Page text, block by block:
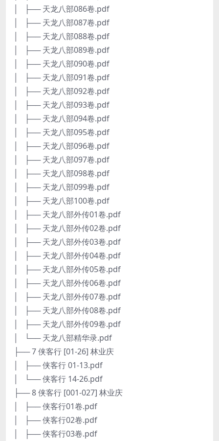
│ ├── 天龙八部086卷.pdf
│ ├── 天龙八部087卷.pdf
│ ├── 天龙八部088卷.pdf
│ ├── 天龙八部089卷.pdf
│ ├── 天龙八部090卷.pdf
│ ├── 天龙八部091卷.pdf
│ ├── 天龙八部092卷.pdf
│ ├── 天龙八部093卷.pdf
│ ├── 天龙八部094卷.pdf
│ ├── 天龙八部095卷.pdf
│ ├── 天龙八部096卷.pdf
│ ├── 天龙八部097卷.pdf
│ ├── 天龙八部098卷.pdf
│ ├── 天龙八部099卷.pdf
│ ├── 天龙八部100卷.pdf
│ ├── 天龙八部外传01卷.pdf
│ ├── 天龙八部外传02卷.pdf
│ ├── 天龙八部外传03卷.pdf
│ ├── 天龙八部外传04卷.pdf
│ ├── 天龙八部外传05卷.pdf
│ ├── 天龙八部外传06卷.pdf
│ ├── 天龙八部外传07卷.pdf
│ ├── 天龙八部外传08卷.pdf
│ ├── 天龙八部外传09卷.pdf
│ └── 天龙八部精华录.pdf
├── 7 侠客行 [01-26] 林业庆
│ ├── 侠客行 01-13.pdf
│ └── 侠客行 14-26.pdf
├── 8 侠客行 [001-027] 林业庆
│ ├── 侠客行01卷.pdf
│ ├── 侠客行02卷.pdf
│ ├── 侠客行03卷.pdf